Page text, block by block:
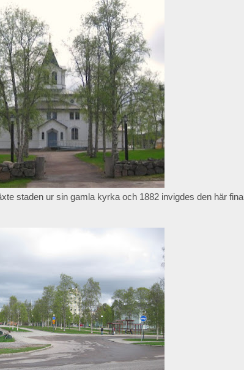
staden ur sin gamla kyrka och 1882 invigdes den här fina